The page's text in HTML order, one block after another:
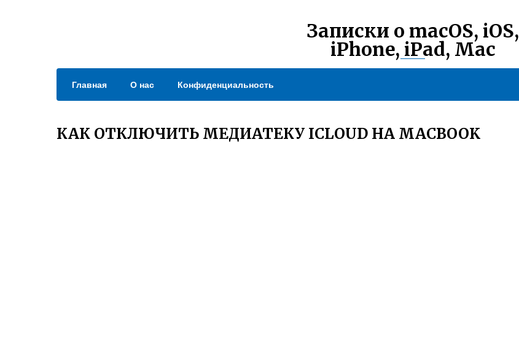
Записки о macOS, iOS,
iPhone, iPad, Mac
Главная О нас Конфиденциальность
КАК ОТКЛЮЧИТЬ МЕДИАТЕКУ ICLOUD НА MACBOOK